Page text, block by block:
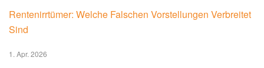
Rentenirrtümer: Welche Falschen Vorstellungen Verbreitet
Sind
1. Apr. 2026